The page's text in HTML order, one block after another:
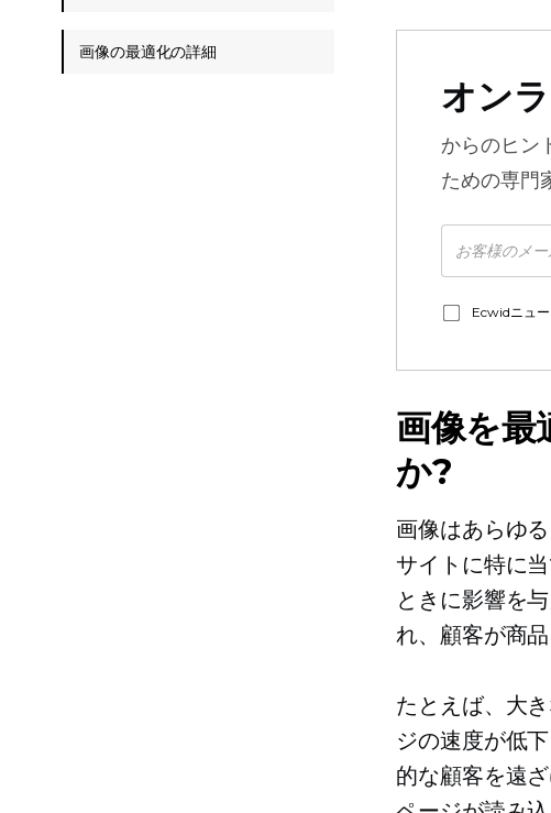
オン
からのヒン
ための専門
Ecwidニュー
画像を最
か?
画像はあらゆ
サイトに特に
ときに影響を
れ、顧客が商
たとえば、大
ジの速度が低
的な顧客を遠
画像の最適化の詳細